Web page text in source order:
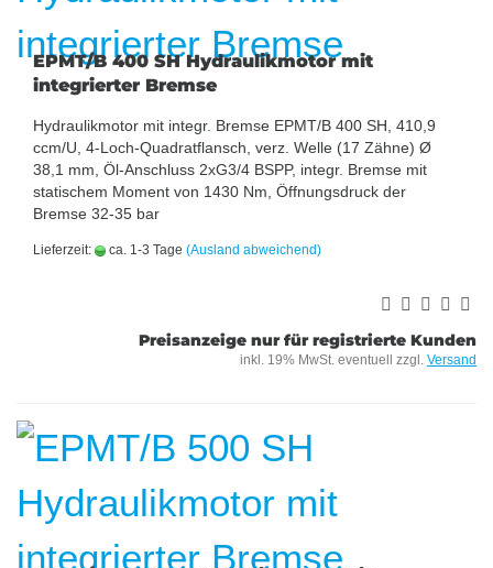
EPMT/B 400 SH Hydraulikmotor mit
integrierter Bremse
Hydraulikmotor mit integr. Bremse EPMT/B 400 SH, 410,9
ccm/U, 4-Loch-Quadratflansch, verz. Welle (17 Zähne) Ø
38,1 mm, Öl-Anschluss 2xG3/4 BSPP, integr. Bremse mit
statischem Moment von 1430 Nm, Öffnungsdruck der
Bremse 32-35 bar
Lieferzeit: ca. 1-3 Tage (Ausland abweichend)
Preisanzeige nur für registrierte Kunden
inkl. 19% MwSt. eventuell zzgl. Versand